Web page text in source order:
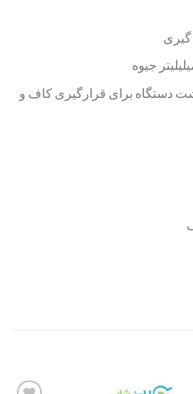
گیری
دستگاه برای قرارگیری کاف و